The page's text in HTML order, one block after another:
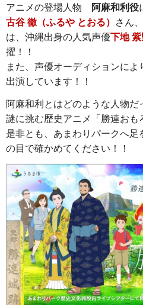
アニメの登場人物 阿麻和利役
古谷 徹（ふるや とおる）
さん、
は、沖縄出身の人気声優下地 紫
擢！！
また、声優オーディションに
出演しています！！
阿麻和利とはどのような人物
謎に挑む歴史アニメ「勝連おも
是非とも、あまわりパークへ足
の目で確かめてください！！